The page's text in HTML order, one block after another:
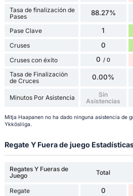
Tasa de finalización de
Pases
88.27%
Pase Clave 1
Cruses 0
Cruses con éxito 0 / 0
Tasa de Finalización
de Cruces
0.00%
Minutos Por Asistencia
Sin
Asistencias
Mitja Haapanen no ha dado ninguna asistencia de
Ykkösliiga.
Regate Y Fuera de juego
Regates Y Fueras de
Juego
Total
Regate 0